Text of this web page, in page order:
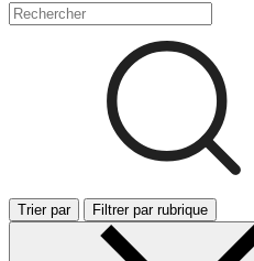
Trier par Filtrer par rubrique